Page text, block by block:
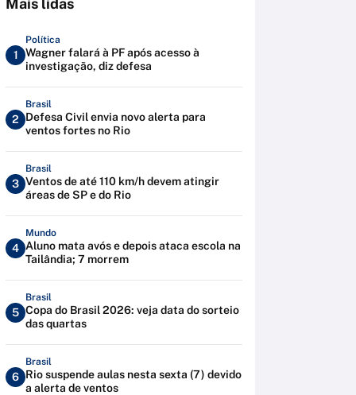
Mais lidas
1
Política
Wagner falará à PF após acesso à
investigação, diz defesa
2
Brasil
Defesa Civil envia novo alerta para
ventos fortes no Rio
3
Brasil
Ventos de até 110 km/h devem atingir
áreas de SP e do Rio
4
Mundo
Aluno mata avós e depois ataca escola na
Tailândia; 7 morrem
5
Brasil
Copa do Brasil 2026: veja data do sorteio
das quartas
6
Brasil
Rio suspende aulas nesta sexta (7) devido
a alerta de ventos